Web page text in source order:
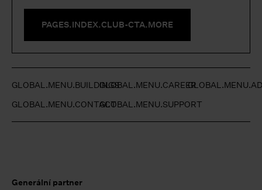
PAGES.INDEX.CLUB-CTA.MORE
GLOBAL.MENU.BUILDINGSGLOBAL.MENU.CAREER
GLOBAL.MENU.CONTACTGLOBAL.MENU.SUPPORT
Generální partner